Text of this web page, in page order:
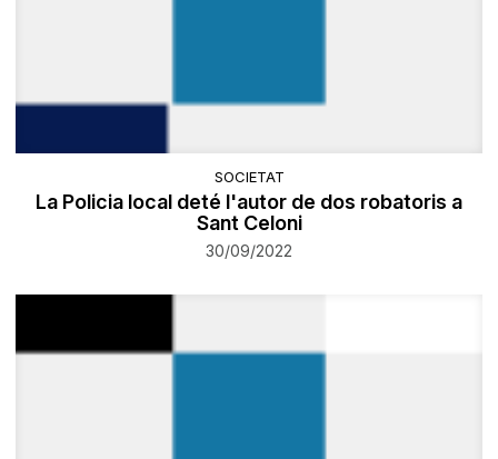
SOCIETAT
La Policia local deté l'autor de dos robatoris a
Sant Celoni
30/09/2022